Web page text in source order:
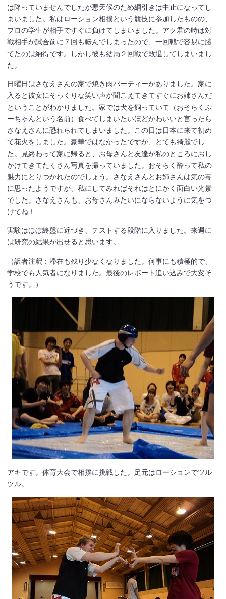
は降っていませんでしたが悪天候のため綱引きは中止になってし
まいました。私はローション相撲という競技に参加したものの、
プロの学生が相手ですぐに負けてしまいました。アク君の時は対
戦相手が試合前に７回も転んでしまったので、一回戦で容易に勝
てたのは納得です。しかし彼も結局２回戦で敗退してしまいまし
た。
日曜日はさなえさんの家で焼き肉パーティーがありました。家に
入ると彼女にそっくりな笑い声が聞こえてきてすぐにお姉さんだ
ということがわかりました。家では犬を飼っていて（おそらくぷ
ーちゃんという名前）食べてしまいたいほどかわいいと言ったら
さなえさんに恐れられてしまいました。この日は日本に来て初め
て花火をしました。豪華ではなかったですが、とても綺麗でし
た。見終わって家に帰ると、お母さんと友達が私のところにおし
かけてきてたくさん写真を撮っていました。おそらく酔って私の
魅力にとりつかれたのでしょう。さなえさんとお姉さんは気の毒
に思ったようですが、私にしてみればそれはとにかく面白い光景
でした。さなえさんも、お母さんみたいにならないように気をつ
けてね！
実験はほぼ終盤に近づき、テストする段階に入りました。来週に
は研究の結果が出せると思います。
（訳者注釈：滞在も残り少なくなりました。何事にも積極的で、
学校でも人気者になりました。最後のレポート追い込みで大変そ
うです。）
アキです。体育大会で相撲に挑戦した。足元はローションでツル
ツル。